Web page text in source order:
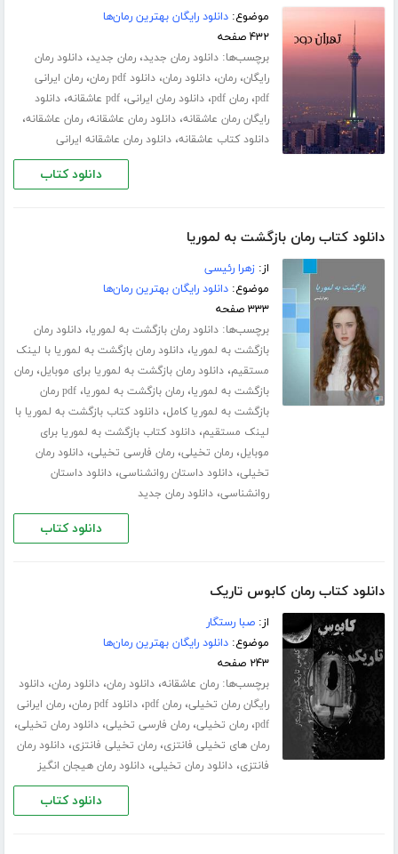
موضوع:دانلود رایگان بهترین رمان‌ها
۴۳۲ صفحه
برچسب‌ها:دانلود رمان جدید،رمان جدید،دانلود رمان
رایگان،رمان،دانلود رمان،دانلود pdf رمان ،رمان ایرانی
pdf،رمان pdf ،دانلود رمان ایرانی،pdf عاشقانه ،دانلود
رایگان رمان عاشقانه،دانلود رمان عاشقانه،رمان عاشقانه،
دانلود کتاب عاشقانه،دانلود رمان عاشقانه ایرانی
دانلود کتاب
دانلود کتاب رمان بازگشت به لموریا
از:زهرا رئیسی
موضوع:دانلود رایگان بهترین رمان‌ها
۳۳۳ صفحه
برچسب‌ها:دانلود رمان بازگشت به لموریا،دانلود رمان
بازگشت به لموریا،دانلود رمان بازگشت به لموریا با لینک
مستقیم،دانلود رمان بازگشت به لموریا برای موبایل،رمان
بازگشت به لموریا،رمان بازگشت به لموریا،
pdf رمان
بازگشت به لموریا کامل،دانلود کتاب بازگشت به لموریا با
لینک مستقیم،دانلود کتاب بازگشت به لموریا برای
موبایل،رمان تخیلی،رمان فارسی تخیلی،دانلود رمان
تخیلی،دانلود داستان روانشناسی،دانلود داستان
روانشناسی،دانلود رمان جدید
دانلود کتاب
دانلود کتاب رمان کابوس تاریک
از:صبا رستگار
موضوع:دانلود رایگان بهترین رمان‌ها
۲۴۳ صفحه
برچسب‌ها:رمان عاشقانه،دانلود رمان،دانلود رمان،دانلود
رایگان رمان تخیلی،رمان pdf ،دانلود pdf رمان ،رمان ایرانی
pdf،رمان تخیلی،رمان فارسی تخیلی،دانلود رمان تخیلی،
رمان های تخیلی فانتزی،رمان تخیلی فانتزی،دانلود رمان
فانتزی،دانلود رمان تخیلی،دانلود رمان هیجان انگیز
دانلود کتاب